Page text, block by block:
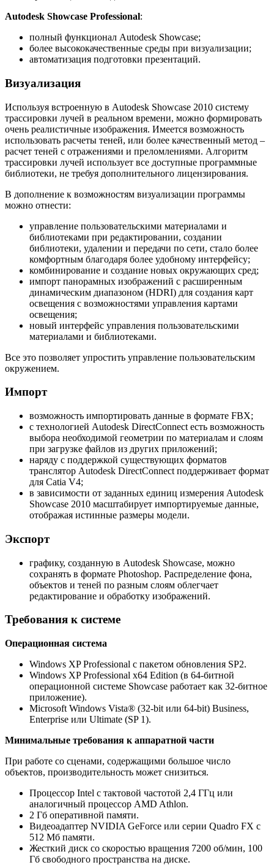
Autodesk Showcase Professional:
полный функционал Autodesk Showcase;
более высококачественные среды при визуализации;
автоматизация подготовки презентаций.
Визуализация
Используя встроенную в Autodesk Showcase 2010 систему
трассировки лучей в реальном времени, можно формировать
очень реалистичные изображения. Имеется возможность
использовать расчеты теней, или более качественный метод –
расчет теней с отражениями и преломлениями. Алгоритм
трассировки лучей использует все доступные программные
библиотеки, не требуя дополнительного лицензирования.
В дополнение к возможностям визуализации программы
можно отнести:
управление пользовательскими материалами и
библиотеками при редактировании, создании
библиотеки, удалении и передачи по сети, стало более
комфортным благодаря более удобному интерфейсу;
комбинирование и создание новых окружающих сред;
импорт панорамных изображений с расширенным
динамическим диапазоном (HDRI) для создания карт
освещения с возможностями управления картами
освещения;
новый интерфейс управления пользовательскими
материалами и библиотеками.
Все это позволяет упростить управление пользовательским
окружением.
Импорт
возможность импортировать данные в формате FBX;
с технологией Autodesk DirectConnect есть возможность
выбора необходимой геометрии по материалам и слоям
при загрузке файлов из других приложений;
наряду с поддержкой существующих форматов
транслятор Autodesk DirectConnect поддерживает формат
для Catia V4;
в зависимости от заданных единиц измерения Autodesk
Showcase 2010 масштабирует импортируемые данные,
отображая истинные размеры модели.
Экспорт
графику, созданную в Autodesk Showcase, можно
сохранять в формате Photoshop. Распределение фона,
объектов и теней по разным слоям облегчает
редактирование и обработку изображений.
Требования к системе
Операционная система
Windows XP Professional с пакетом обновления SP2.
Windows XP Professional x64 Edition (в 64-битной
операционной системе Showcase работает как 32-битное
приложение).
Microsoft Windows Vista® (32-bit или 64-bit) Business,
Enterprise или Ultimate (SP 1).
Минимальные требования к аппаратной части
При работе со сценами, содержащими большое число
объектов, производительность может снизиться.
Процессор Intel с тактовой частотой 2,4 ГГц или
аналогичный процессор AMD Athlon.
2 Гб оперативной памяти.
Видеоадаптер NVIDIA GeForce или серии Quadro FX с
512 Мб памяти.
Жесткий диск со скоростью вращения 7200 об/мин, 100
Гб свободного пространства на диске.